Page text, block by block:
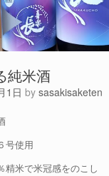
純米酒
1日 by sasakisaketen
号使用
精米で米冠感をのこし